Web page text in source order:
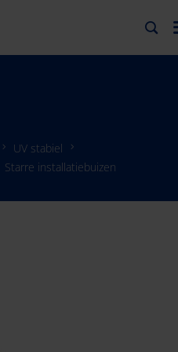
UV stabiel
Starre installatiebuizen